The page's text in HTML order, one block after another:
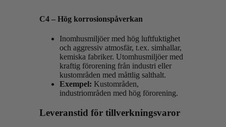
C4 – Hög korrosionspåverkan
Inomhusmiljöer med hög luftfuktighet
och aggressiv atmosfär, t.ex. simhallar,
kemiska fabriker. Utomhusmiljöer med
kraftig förorening från industri eller
kustområden med måttlig salthalt.
Exempel: Kustområden,
industriområden med hög förorening.
Leveranstid för tillverkningsvaror